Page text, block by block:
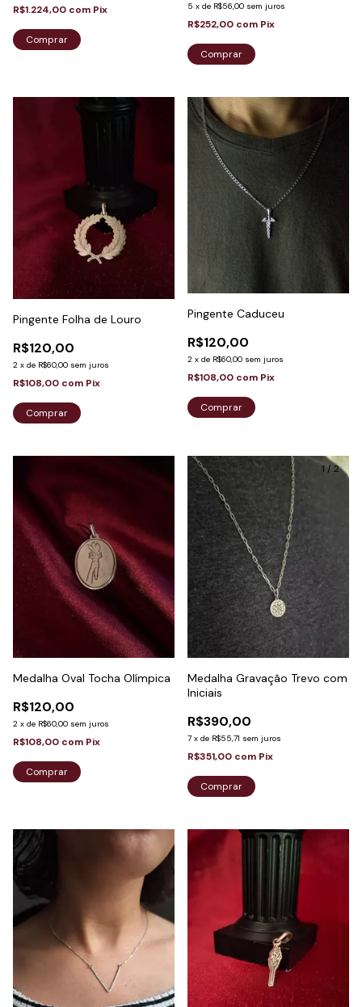
R$1.224,00 com Pix
Comprar
5 x de R$56,00 sem juros
R$252,00 com Pix
Comprar
1 /
Pingente Folha de Louro
R$120,00
2 x de R$60,00 sem juros
R$108,00 com Pix
Comprar
Pingente Caduceu
R$120,00
2 x de R$60,00 sem juros
R$108,00 com Pix
Comprar
Medalha Oval Tocha Olímpica
R$120,00
2 x de R$60,00 sem juros
R$108,00 com Pix
Comprar
1 / 2
Medalha Gravação Trevo com
Iniciais
R$390,00
7 x de R$55,71 sem juros
R$351,00 com Pix
Comprar